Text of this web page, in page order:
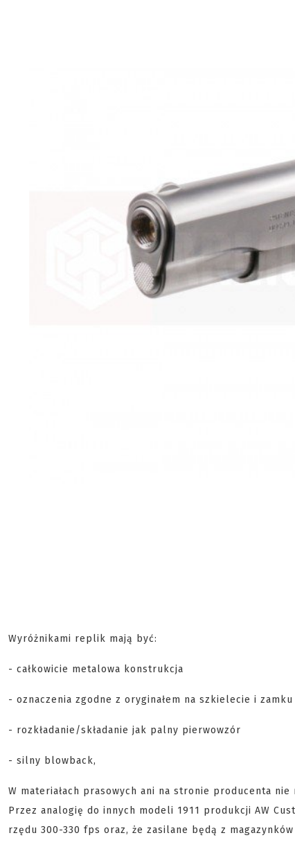
Wyróżnikami replik mają być:
- całkowicie metalowa konstrukcja
- oznaczenia zgodne z oryginałem na szkielecie i zamku
- rozkładanie/składanie jak palny pierwowzór
- silny blowback,
W materiałach prasowych ani na stronie producenta
Przez analogię do innych modeli 1911 produkcji AW
rzędu 300-330 fps oraz, że zasilane będą z magazynków